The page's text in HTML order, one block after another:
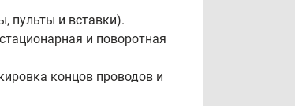
пульты и вставки).
и поворотная
концов проводов и